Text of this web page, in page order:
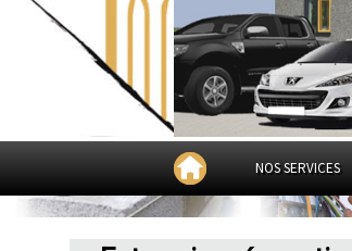
NOS SERVICES